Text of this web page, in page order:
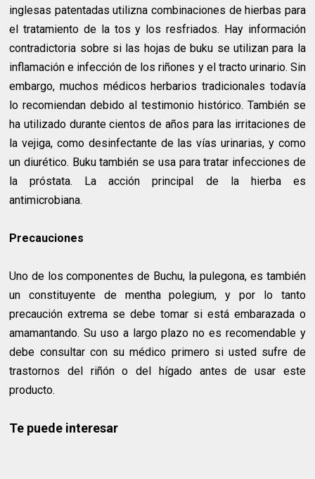
inglesas patentadas utilizna combinaciones de hierbas para
el tratamiento de la tos y los resfriados. Hay información
contradictoria sobre si las hojas de buku se utilizan para la
inflamación e infección de los riñones y el tracto urinario. Sin
embargo, muchos médicos herbarios tradicionales todavía
lo recomiendan debido al testimonio histórico. También se
ha utilizado durante cientos de años para las irritaciones de
la vejiga, como desinfectante de las vías urinarias, y como
un diurético. Buku también se usa para tratar infecciones de
la próstata. La acción principal de la hierba es
antimicrobiana.
Precauciones
Uno de los componentes de Buchu, la pulegona, es también
un constituyente de mentha polegium, y por lo tanto
precaución extrema se debe tomar si está embarazada o
amamantando. Su uso a largo plazo no es recomendable y
debe consultar con su médico primero si usted sufre de
trastornos del riñón o del hígado antes de usar este
producto.
Te puede interesar